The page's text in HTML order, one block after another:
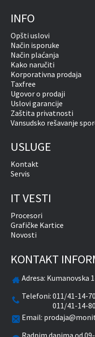
INFO
Opšti uslovi
Način isporuke
Način plaćanja
Kako naručiti
Korporativna prodaja
Taxfree
Ugovor o prodaji
Uslovi garancije
Zaštita privatnosti
Vansudsko rešavanje
USLUGE
Kontakt
Servis
IT VESTI
Procesori
Grafičke Kartice
Novosti
KONTAKT
Adresa: Kumanovska
Telefoni:011/41-14-
011/41-14-
Email: